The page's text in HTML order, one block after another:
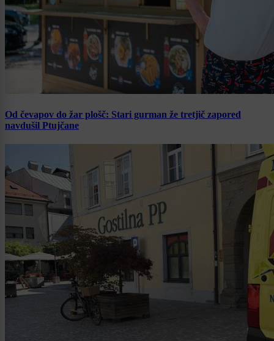
Od čevapov do žar plošč: Stari gurman že tretjič zapored
navdušil Ptujčane